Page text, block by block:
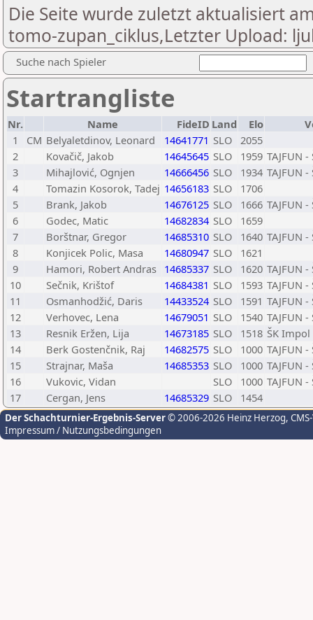
Die Seite wurde zuletzt aktualisiert
tomo-zupan_ciklus,Letzter Upload:
Suche nach Spieler
Startrangliste
Nr. Name FideID Land Elo
1
CM Belyaletdinov, Leonard 14641771 SLO 2055
2
Kovačič, Jakob 14645645 SLO 1959 TAJFUN
3
Mihajlović, Ognjen 14666456 SLO 1934 TAJFUN
4
Tomazin Kosorok, Tadej 14656183 SLO
1706
5
Brank, Jakob 14676125 SLO 1666 TAJFUN
6
Godec, Matic 14682834 SLO
1659
7
Borštnar, Gregor 14685310 SLO 1640 TAJFUN
8
Konjicek Polic, Masa 14680947 SLO
1621
9
Hamori, Robert Andras 14685337 SLO 1620 TAJFUN
10
Sečnik, Krištof 14684381 SLO 1593 TAJFUN
11
Osmanhodžić, Daris 14433524 SLO 1591 TAJFUN
12
Verhovec, Lena 14679051 SLO 1540 TAJFUN
13
Resnik Eržen, Lija 14673185 SLO 1518 ŠK
14
Berk Gostenčnik, Raj 14682575 SLO 1000 TAJFUN
15
Strajnar, Maša 14685353 SLO 1000 TAJFUN
16
Vukovic, Vidan SLO 1000 TAJFUN
17
Cergan, Jens 14685329 SLO 1454
Der Schachturnier-Ergebnis-Server© 2006-2026 Heinz Herzog,
Impressum / Nutzungsbedingungen